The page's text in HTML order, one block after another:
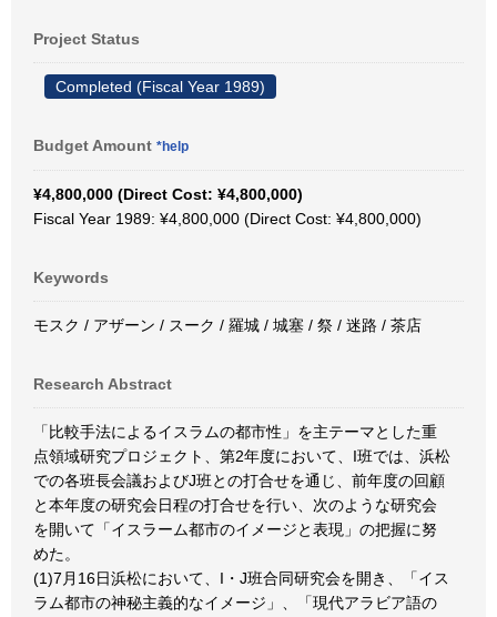
Project Status
Completed (Fiscal Year 1989)
Budget Amount *help
¥4,800,000 (Direct Cost: ¥4,800,000)
Fiscal Year 1989: ¥4,800,000 (Direct Cost: ¥4,800,000)
Keywords
モスク / アザーン / スーク / 羅城 / 城塞 / 祭 / 迷路 / 茶店
Research Abstract
「比較手法によるイスラムの都市性」を主テーマとした重
点領域研究プロジェクト、第2年度において、I班では、浜松
での各班長会議およびJ班との打合せを通じ、前年度の回顧
と本年度の研究会日程の打合せを行い、次のような研究会
を開いて「イスラーム都市のイメージと表現」の把握に努
めた。
(1)7月16日浜松において、I・J班合同研究会を開き、「イス
ラム都市の神秘主義的なイメージ」、「現代アラビア語の